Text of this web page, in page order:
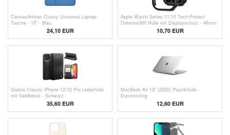
CanvasArtisan Classy Universal Laptop-
Tasche - 15" - Blau
24,10 EUR
Apple Watch Series 11/10 Tech-Protect
Defense360 Hülle mit Displayschutz - 46mm
10,70 EUR
Qialino Classic iPhone 12/12 Pro Lederhülle
mit Geldbörse - Schwarz
35,60 EUR
MacBook Air 13" (2020) Plastikhülle -
Durchsichtig
12,60 EUR